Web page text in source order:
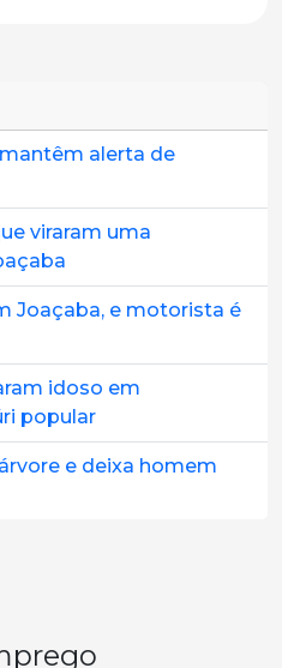
alerta de
viraram uma
Joaçaba, e motorista é
idoso em
popular
e deixa homem